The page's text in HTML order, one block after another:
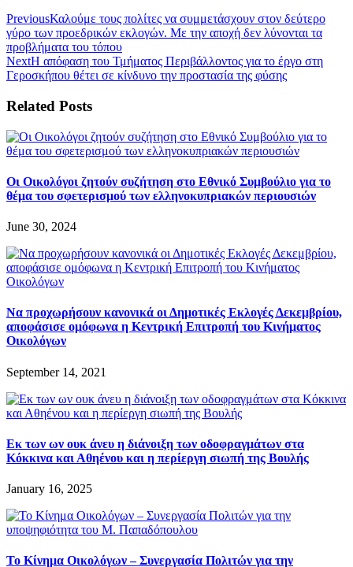
PreviousΚαλούμε τους πολίτες να συμμετάσχουν στον δεύτερο
γύρο των προεδρικών εκλογών. Με την αποχή δεν λύνονται τα
προβλήματα του τόπου
NextΗ απόφαση του Τμήματος Περιβάλλοντος για το έργο στη
Γεροσκήπου θέτει σε κίνδυνο την προστασία της φύσης
Related Posts
Οι Οικολόγοι ζητούν συζήτηση στο Εθνικό Συμβούλιο για το
θέμα του σφετερισμού των ελληνοκυπριακών περιουσιών
June 30, 2024
Να προχωρήσουν κανονικά οι Δημοτικές Εκλογές Δεκεμβρίου,
αποφάσισε ομόφωνα η Κεντρική Επιτροπή του Κινήματος
Οικολόγων
September 14, 2021
Εκ των ων ουκ άνευ η διάνοιξη των οδοφραγμάτων στα
Κόκκινα και Αθηένου και η περίεργη σιωπή της Βουλής
January 16, 2025
Το Κίνημα Οικολόγων – Συνεργασία Πολιτών για την